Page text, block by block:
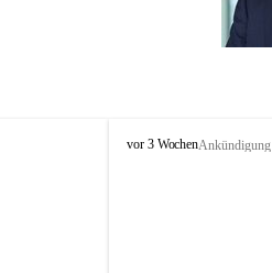
L
vor 3 WochenAnkündigung